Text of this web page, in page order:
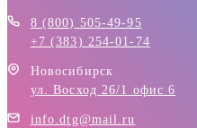
8 (800) 505-49-95
+7 (383) 254-01-74
Новосибирск
ул. Восход 26/1 офис 6
info.dtg@mail.ru